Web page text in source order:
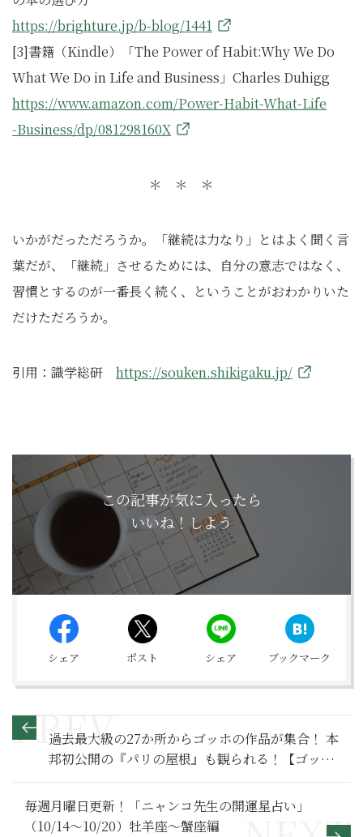
https://brighture.jp/b-blog/1441
[3]書籍（Kindle）「The Power of Habit:Why We Do
What We Do in Life and Business」Charles Duhigg
https://www.amazon.com/Power-Habit-What-Life
-Business/dp/081298160X
＊ ＊ ＊
いかがだっただろうか。「継続は力なり」とはよく聞く言
葉だが、「継続」させるためには、自分の意志ではなく、
習慣とするのが一番長く続く、ということがおわかりいた
だけただろうか。
引用：識学総研 https://souken.shikigaku.jp/
この記事が気に入ったら
いいね！しよう
シェア ポスト シェア ブックマーク
過去最大級の27か所からゴッホの作品が集合！ 本
邦初公開の『パリの屋根』も観られる！【ゴッホ
展】
毎週月曜日更新！「ニャンコ先生の開運星占い」
（10/14～10/20）牡羊座～蟹座編